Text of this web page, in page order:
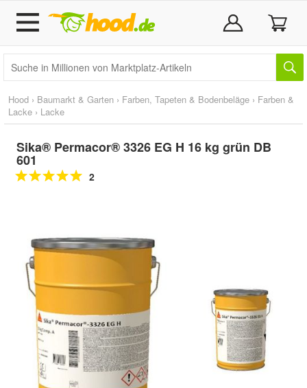
Hood › Baumarkt & Garten › Farben, Tapeten & Bodenbeläge › Farben &
Lacke › Lacke
Sika® Permacor® 3326 EG H 16 kg grün DB
601
2